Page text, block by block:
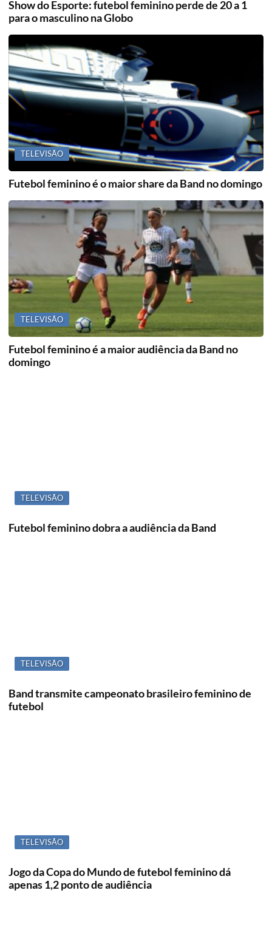
Show do Esporte: futebol feminino perde de 20 a 1
para o masculino na Globo
TELEVISÃO
Futebol feminino é o maior share da Band no domingo
TELEVISÃO
Futebol feminino é a maior audiência da Band no
domingo
TELEVISÃO
Futebol feminino dobra a audiência da Band
TELEVISÃO
Band transmite campeonato brasileiro feminino de
futebol
TELEVISÃO
Jogo da Copa do Mundo de futebol feminino dá
apenas 1,2 ponto de audiência